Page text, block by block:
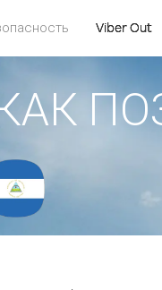
Viber Out
КАК